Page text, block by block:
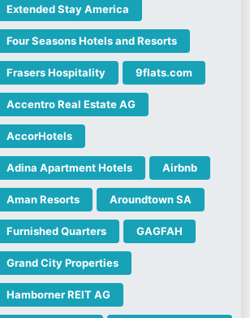
Extended Stay America
Four Seasons Hotels and Resorts
Frasers Hospitality 9flats.com
Accentro Real Estate AG
AccorHotels
Adina Apartment Hotels Airbnb
Aman Resorts Aroundtown SA
Furnished Quarters GAGFAH
Grand City Properties
Hamborner REIT AG